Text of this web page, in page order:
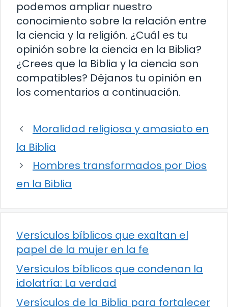
podemos ampliar nuestro
conocimiento sobre la relación entre
la ciencia y la religión. ¿Cuál es tu
opinión sobre la ciencia en la Biblia?
¿Crees que la Biblia y la ciencia son
compatibles? Déjanos tu opinión en
los comentarios a continuación.
Moralidad religiosa y amasiato en
la Biblia
Hombres transformados por Dios
en la Biblia
Versículos bíblicos que exaltan el
papel de la mujer en la fe
Versículos bíblicos que condenan la
idolatría: La verdad
Versículos de la Biblia para fortalecer